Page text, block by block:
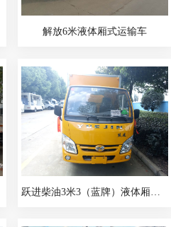
解放6米液体厢式运输车